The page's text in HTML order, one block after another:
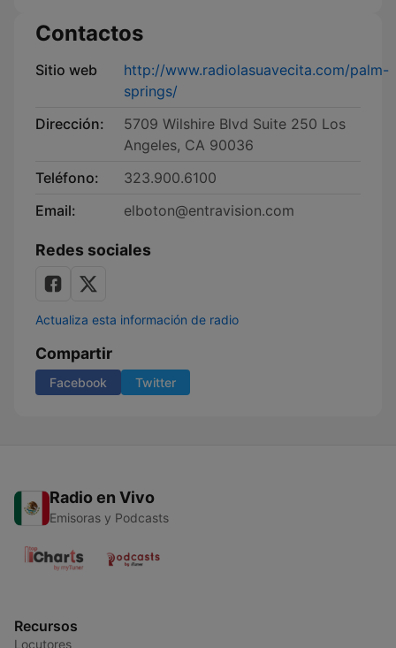
Contactos
Sitio web
http://www.radiolasuavecita.com/palm-
springs/
Dirección:
5709 Wilshire Blvd Suite 250 Los
Angeles, CA 90036
Teléfono:
323.900.6100
Email:
elboton@entravision.com
Redes sociales
Actualiza esta información de radio
Compartir
Facebook Twitter
Radio en Vivo
Emisoras y Podcasts
Recursos
Locutores